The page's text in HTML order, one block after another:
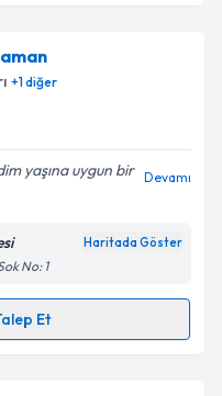
randevu takvimi talebi
almanız için bir
ile bilgilendireceğiz.
ilişkin
Aydınlatma
verilerimin belirtilen
ediyorum.
+1diğer
yaşına uygun bir Devamı
Haritada Göster
No: 1
Et